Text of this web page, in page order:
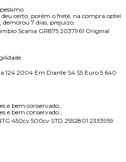
certo, porém o frete, na compra optei
demorou 7 dias, prejuízo.
Scania GR875 2037961 Original
124 2004 Em Diante S4 S5 Euro 5 640
e bem conservado.;
e bem conservado.;
450cv 500cv STD 2552801 2333959